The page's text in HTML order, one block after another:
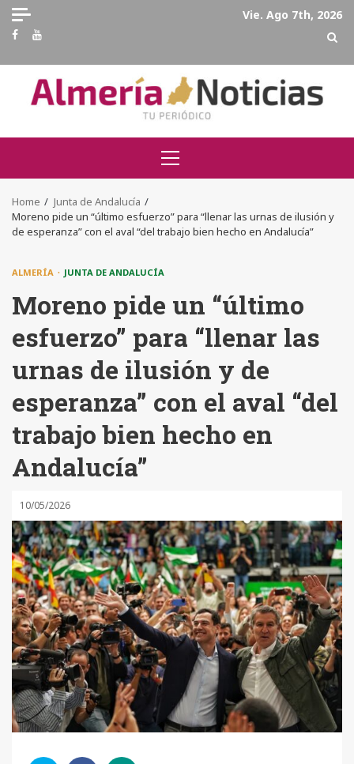
Skip
content
Vie. Ago 7th, 2026
Facebook
Youtube
Primary
Menu
Home
Junta de Andalucía
Moreno pide un “último esfuerzo” para “llenar las urnas de ilusión y
de esperanza” con el aval “del trabajo bien hecho en Andalucía”
ALMERÍA JUNTA DE ANDALUCÍA
Moreno pide un “último
esfuerzo” para “llenar las
urnas de ilusión y de
esperanza” con el aval “del
trabajo bien hecho en
Andalucía”
10/05/2026